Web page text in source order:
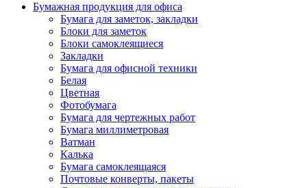
Бумажная продукция для офиса
Бумага для заметок, закладки
Блоки для заметок
Блоки самоклеящиеся
Закладки
Бумага для офисной техники
Белая
Цветная
Фотобумага
Бумага для чертежных работ
Бумага миллиметровая
Ватман
Калька
Бумага самоклеящаяся
Почтовые конверты, пакеты